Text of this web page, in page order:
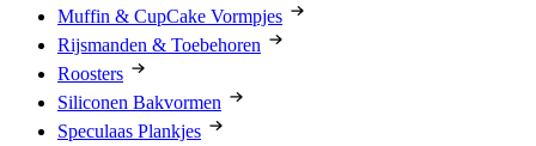
Muffin & CupCake Vormpjes
Rijsmanden & Toebehoren
Roosters
Siliconen Bakvormen
Speculaas Plankjes